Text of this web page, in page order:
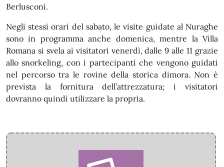
Berlusconi.
Negli stessi orari del sabato, le visite guidate al Nuraghe
sono in programma anche domenica, mentre la Villa
Romana si svela ai visitatori venerdì, dalle 9 alle 11 grazie
allo snorkeling, con i partecipanti che vengono guidati
nel percorso tra le rovine della storica dimora. Non è
prevista la fornitura dell’attrezzatura; i visitatori
dovranno quindi utilizzare la propria.